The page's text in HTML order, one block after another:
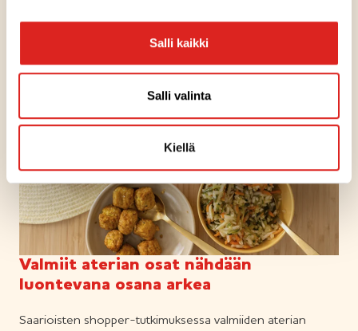
Salli kaikki
Salli valinta
Kiellä
Valmiit aterian osat nähdään
luontevana osana arkea
Saarioisten shopper-tutkimuksessa valmiiden aterian